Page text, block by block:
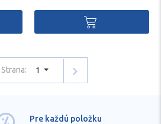
Strana: 1
Pre každú položku